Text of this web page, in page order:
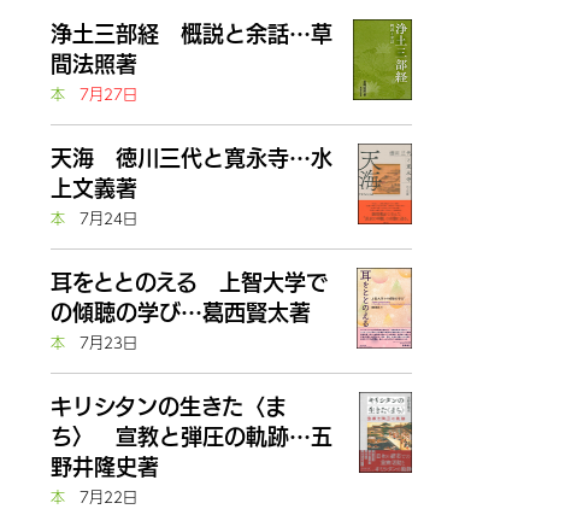
浄土三部経 概説と余話…草
間法照著
本
7月27日
天海 徳川三代と寛永寺…水
上文義著
本
7月24日
耳をととのえる 上智大学で
の傾聴の学び…葛西賢太著
本
7月23日
キリシタンの生きた〈ま
ち〉 宣教と弾圧の軌跡…五
野井隆史著
本
7月22日